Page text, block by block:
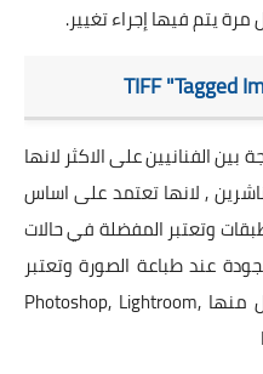
يتم فيها إجراء تغيير.
بين الفنانيين على الاكثر لانها
, لانها تعتمد على اساس
وتعتبر المفضلة في حالات
عند طباعة الصورة وتعتبر
مدعومة للعديد من برامج التعديل منها Photoshop, Lightroom,